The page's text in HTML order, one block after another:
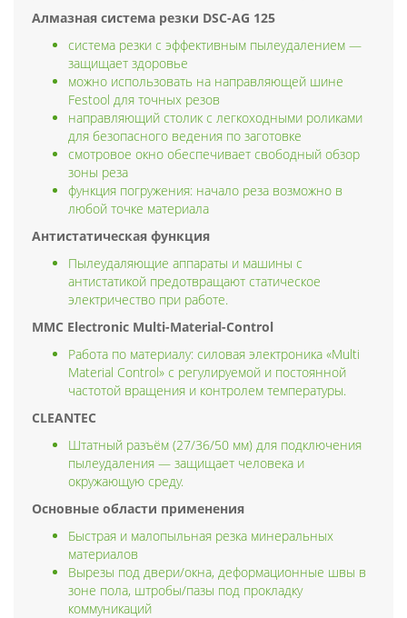
Алмазная система резки DSC-AG 125
система резки с эффективным пылеудалением —
защищает здоровье
можно использовать на направляющей шине
Festool для точных резов
направляющий столик с легкоходными роликами
для безопасного ведения по заготовке
смотровое окно обеспечивает свободный обзор
зоны реза
функция погружения: начало реза возможно в
любой точке материала
Антистатическая функция
Пылеудаляющие аппараты и машины с
антистатикой предотвращают статическое
электричество при работе.
MMC Electronic Multi-Material-Control
Работа по материалу: силовая электроника «Multi
Material Control» с регулируемой и постоянной
частотой вращения и контролем температуры.
CLEANTEC
Штатный разъём (27/36/50 мм) для подключения
пылеудаления — защищает человека и
окружающую среду.
Основные области применения
Быстрая и малопыльная резка минеральных
материалов
Вырезы под двери/окна, деформационные швы в
зоне пола, штробы/пазы под прокладку
коммуникаций